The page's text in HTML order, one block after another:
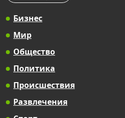
Бизнес
Мир
Общество
Политика
Происшествия
Развлечения